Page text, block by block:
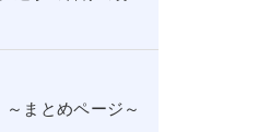
まとめページ～